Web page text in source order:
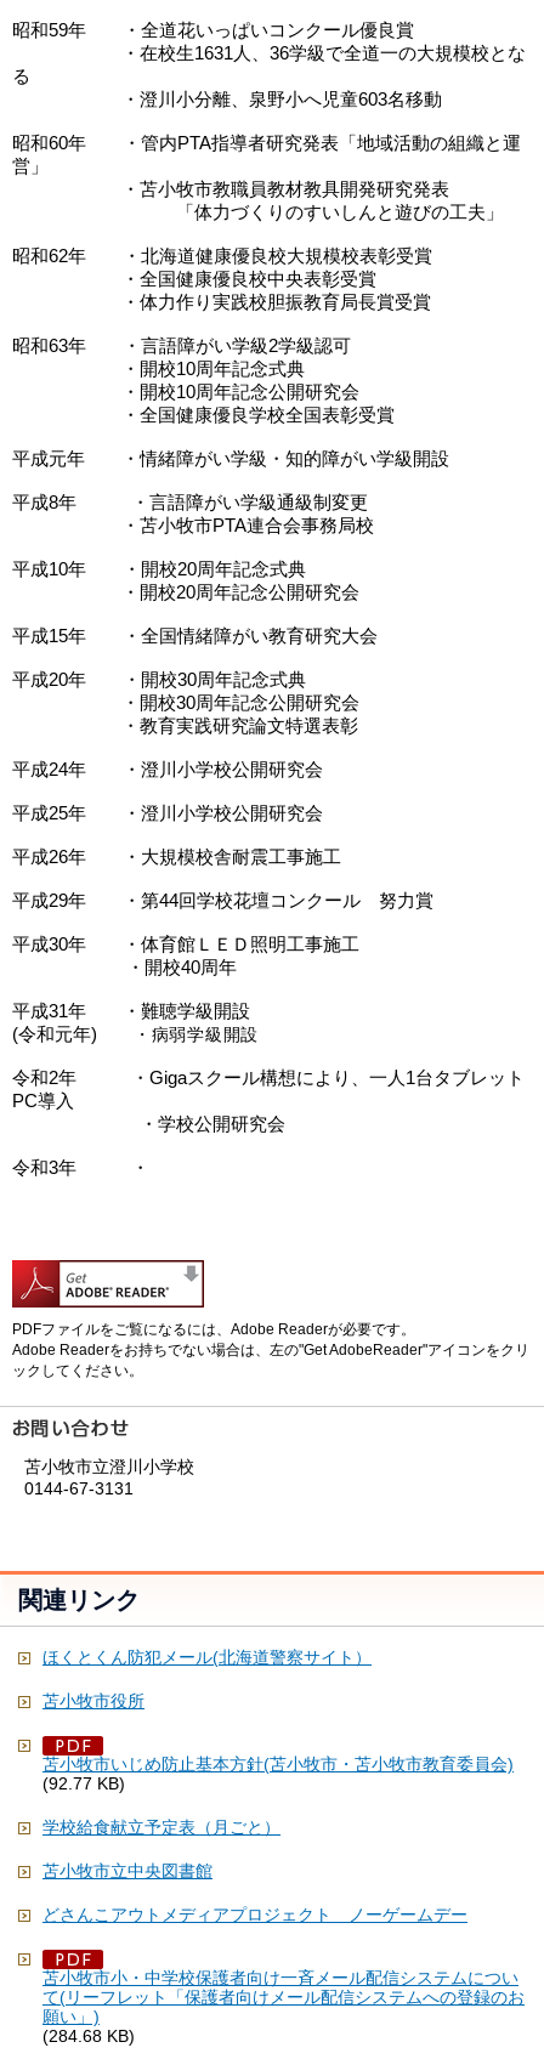
昭和59年 ・全道花いっぱいコンクール優良賞
・在校生1631人、36学級で全道一の大規模校とな
る
・澄川小分離、泉野小へ児童603名移動
昭和60年 ・管内PTA指導者研究発表「地域活動の組織と運
営」
・苫小牧市教職員教材教具開発研究発表
「体力づくりのすいしんと遊びの工夫」
昭和62年 ・北海道健康優良校大規模校表彰受賞
・全国健康優良校中央表彰受賞
・体力作り実践校胆振教育局長賞受賞
昭和63年 ・言語障がい学級2学級認可
・開校10周年記念式典
・開校10周年記念公開研究会
・全国健康優良学校全国表彰受賞
平成元年 ・情緒障がい学級・知的障がい学級開設
平成8年 ・言語障がい学級通級制変更
・苫小牧市PTA連合会事務局校
平成10年 ・開校20周年記念式典
・開校20周年記念公開研究会
平成15年 ・全国情緒障がい教育研究大会
平成20年 ・開校30周年記念式典
・開校30周年記念公開研究会
・教育実践研究論文特選表彰
平成24年 ・澄川小学校公開研究会
平成25年 ・澄川小学校公開研究会
平成26年 ・大規模校舎耐震工事施工
平成29年 ・第44回学校花壇コンクール 努力賞
平成30年 ・体育館ＬＥＤ照明工事施工
・開校40周年
平成31年 ・難聴学級開設
(令和元年)
・病弱学級開設
令和2年 ・Gigaスクール構想により、一人1台タブレット
PC導入
・学校公開研究会
令和3年 ・
PDFファイルをご覧になるには、Adobe Readerが必要です。
Adobe Readerをお持ちでない場合は、左の"Get AdobeReader"アイコンをクリ
ックしてください。
苫小牧市立澄川小学校
0144-67-3131
関連リンク
ほくとくん防犯メール(北海道警察サイト）
苫小牧市役所
苫小牧市いじめ防止基本方針(苫小牧市・苫小牧市教育委員会)
(92.77 KB)
学校給食献立予定表（月ごと）
苫小牧市立中央図書館
どさんこアウトメディアプロジェクト ノーゲームデー
苫小牧市小・中学校保護者向け一斉メール配信システムについ
て(リーフレット「保護者向けメール配信システムへの登録のお
願い」)
(284.68 KB)